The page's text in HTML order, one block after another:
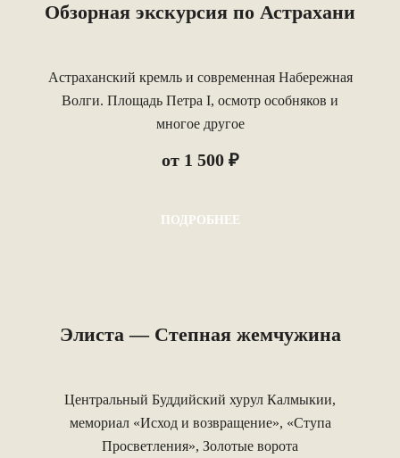
Обзорная экскурсия по Астрахани
Астраханский кремль и современная Набережная
Волги. Площадь Петра I, осмотр особняков и
многое другое
от 1 500 ₽
ПОДРОБНЕЕ
Элиста — Cтепная жемчужина
Центральный Буддийский хурул Калмыкии,
мемориал «Исход и возвращение», «Ступа
Просветления», Золотые ворота